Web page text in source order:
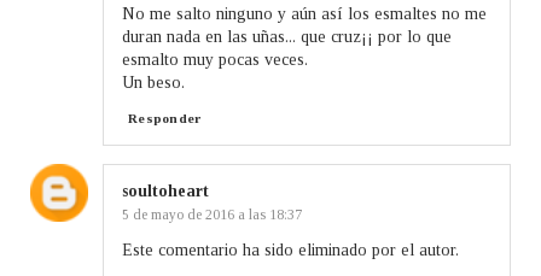
No me salto ninguno y aún así los esmaltes no me
duran nada en las uñas... que cruz¡¡ por lo que
esmalto muy pocas veces.
Un beso.
Responder
soultoheart
5 de mayo de 2016 a las 18:37
Este comentario ha sido eliminado por el autor.